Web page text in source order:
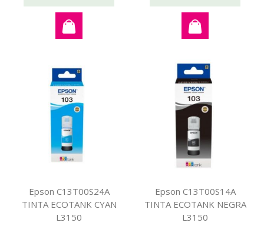
Epson C13T00S24A
TINTA ECOTANK CYAN
L3150
Epson C13T00S14A
TINTA ECOTANK NEGRA
L3150